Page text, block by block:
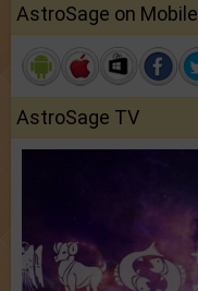
AstroSage on Mobile
AstroSage TV